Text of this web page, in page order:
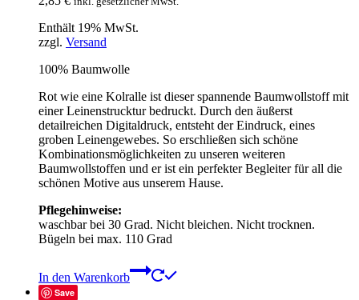
Enthält 19% MwSt.
zzgl. Versand
100% Baumwolle
Rot wie eine Kolralle ist dieser spannende Baumwollstoff mit
einer Leinenstrucktur bedruckt. Durch den äußerst
detailreichen Digitaldruck, entsteht der Eindruck, eines
groben Leinengewebes. So erschließen sich schöne
Kombinationsmöglichkeiten zu unseren weiteren
Baumwollstoffen und er ist ein perfekter Begleiter für all die
schönen Motive aus unserem Hause.
Pflegehinweise:
waschbar bei 30 Grad. Nicht bleichen. Nicht trocknen.
Bügeln bei max. 110 Grad
In den Warenkorb
Save